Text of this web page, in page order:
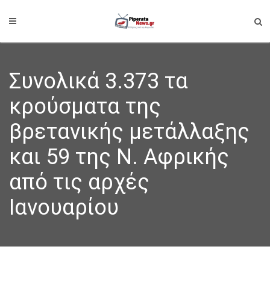
Συνολικά 3.373 τα
κρούσματα της
βρετανικής μετάλλαξης
και 59 της Ν. Αφρικής
από τις αρχές
Ιανουαρίου